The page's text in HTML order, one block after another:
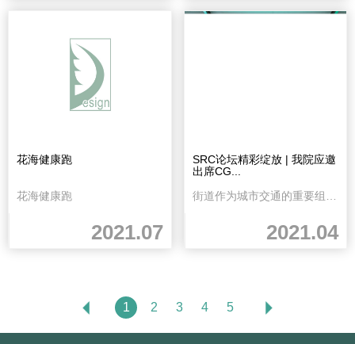
花海健康跑
花海健康跑
2021.07
SRC论坛精彩绽放 | 我院应邀
出席CG...
2021.04
1 2 3 4 5